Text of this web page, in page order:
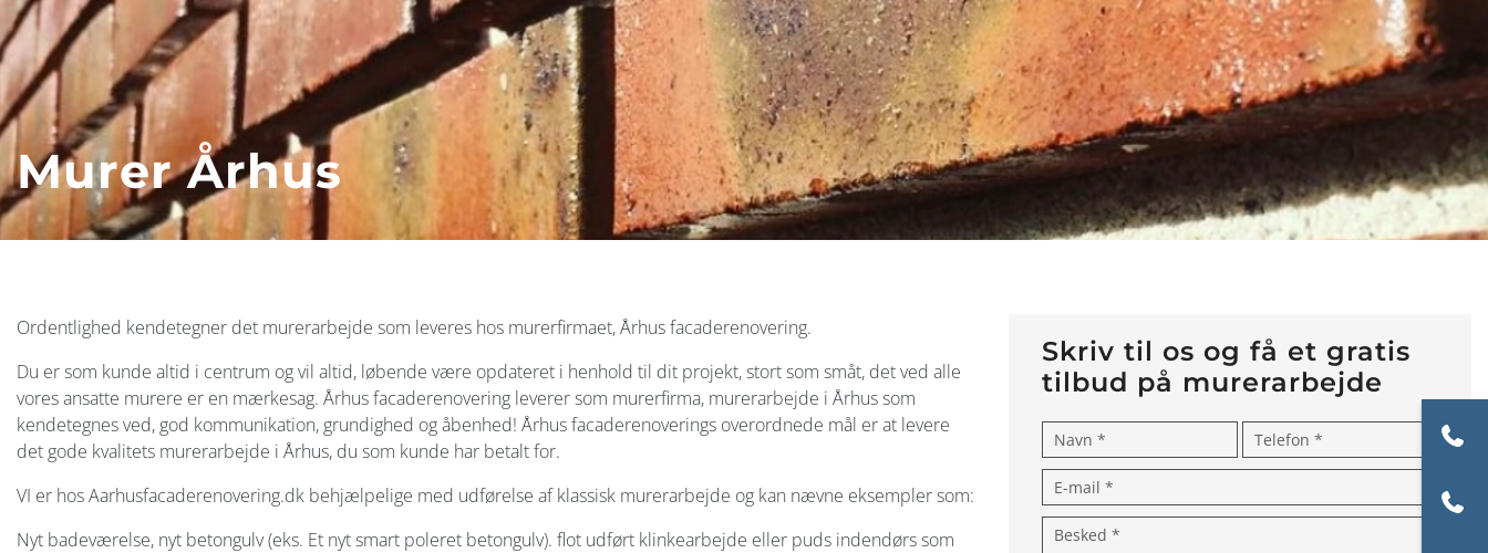
Murer Århus
Ordentlighed kendetegner det murerarbejde som leveres hos murerfirmaet, Århus facaderenovering.
Du er som kunde altid i centrum og vil altid, løbende være opdateret i henhold til dit projekt, stort som småt, det ved alle
vores ansatte murere er en mærkesag. Århus facaderenovering leverer som murerfirma, murerarbejde i Århus som
kendetegnes ved, god kommunikation, grundighed og åbenhed! Århus facaderenoverings overordnede mål er at levere
det gode kvalitets murerarbejde i Århus, du som kunde har betalt for.
VI er hos Aarhusfacaderenovering.dk behjælpelige med udførelse af klassisk murerarbejde og kan nævne eksempler som:
Nyt badeværelse, nyt betongulv (eks. Et nyt smart poleret betongulv). flot udført klinkearbejde eller puds indendørs som
Skriv til os og få et gratis
tilbud på murerarbejde